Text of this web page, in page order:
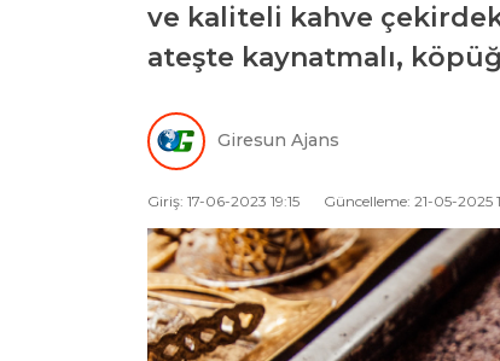
ve kaliteli kahve
ateşte kaynatmalı,
Giresun Ajans
Giriş: 17-06-2023 19:15 Güncelleme: 21-05-2025